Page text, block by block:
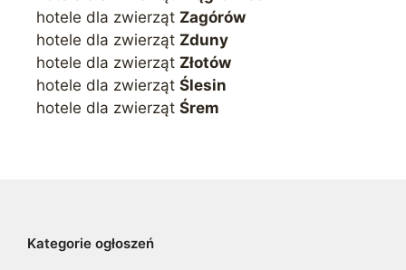
hotele dla zwierząt Zagórów
hotele dla zwierząt Zduny
hotele dla zwierząt Złotów
hotele dla zwierząt Ślesin
hotele dla zwierząt Śrem
Kategorie ogłoszeń